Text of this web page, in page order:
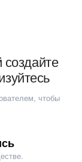
чтобы